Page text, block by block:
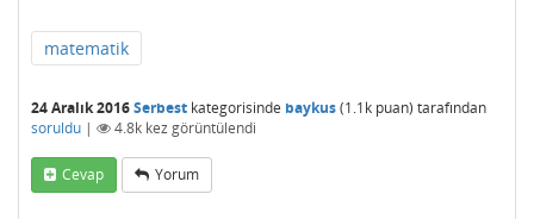
matematik
24 Aralık 2016Serbest kategorisinde baykus(1.1k puan) tarafından
soruldu | 4.8k kez görüntülendi
Cevap Yorum